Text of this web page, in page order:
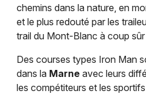
chemins dans la nature, en
et le plus redouté par les
trail du Mont-Blanc à coup
Des courses types Iron Man
dans la Marne avec leurs
les compétiteurs et les